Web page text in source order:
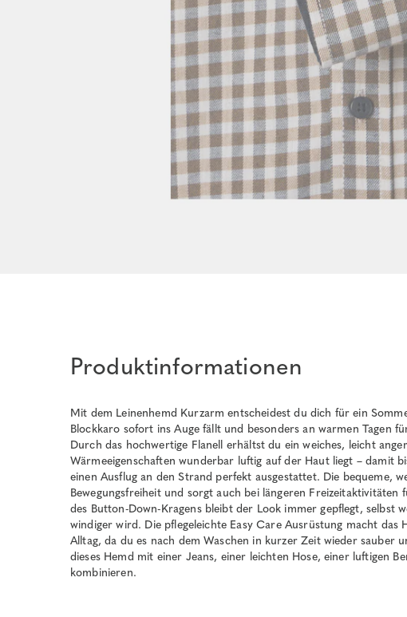
Produktinformationen
Mit dem Leinenhemd Kurzarm entscheidest du dich für ein
Blockkaro sofort ins Auge fällt und besonders an warmen Tagen
Durch das hochwertige Flanell erhältst du ein weiches, leicht
Wärmeeigenschaften wunderbar luftig auf der Haut liegt – damit
einen Ausflug an den Strand perfekt ausgestattet. Die bequeme,
Bewegungsfreiheit und sorgt auch bei längeren
des Button-Down-Kragens bleibt der Look immer gepflegt, selbst
windiger wird. Die pflegeleichte Easy Care Ausrüstung macht das
Alltag, da du es nach dem Waschen in kurzer Zeit wieder sauber
dieses Hemd mit einer Jeans, einer leichten Hose, einer luftigen
kombinieren.